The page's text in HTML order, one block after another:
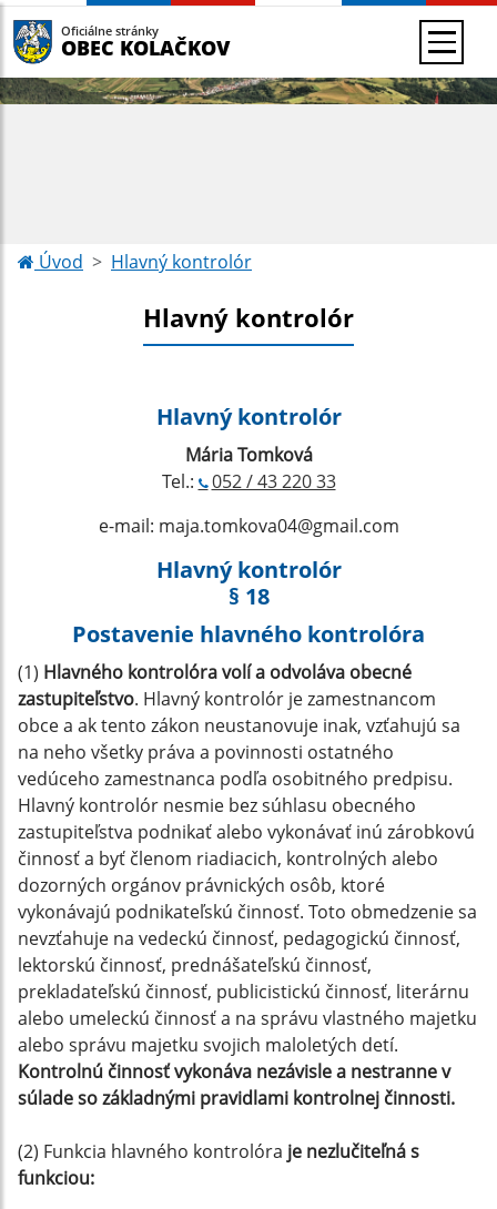
Oficiálne stránky
OBEC KOLAČKOV
Úvod Hlavný kontrolór
Hlavný kontrolór
Hlavný kontrolór
Mária Tomková
Tel.:
052 / 43 220 33
e-mail: maja.tomkova04@gmail.com
Hlavný kontrolór
§ 18
Postavenie hlavného kontrolóra
(1) Hlavného kontrolóra volí a odvoláva obecné
zastupiteľstvo. Hlavný kontrolór je zamestnancom
obce a ak tento zákon neustanovuje inak, vzťahujú sa
na neho všetky práva a povinnosti ostatného
vedúceho zamestnanca podľa osobitného predpisu.
Hlavný kontrolór nesmie bez súhlasu obecného
zastupiteľstva podnikať alebo vykonávať inú zárobkovú
činnosť a byť členom riadiacich, kontrolných alebo
dozorných orgánov právnických osôb, ktoré
vykonávajú podnikateľskú činnosť. Toto obmedzenie sa
nevzťahuje na vedeckú činnosť, pedagogickú činnosť,
lektorskú činnosť, prednášateľskú činnosť,
prekladateľskú činnosť, publicistickú činnosť, literárnu
alebo umeleckú činnosť a na správu vlastného majetku
alebo správu majetku svojich maloletých detí.
Kontrolnú činnosť vykonáva nezávisle a nestranne v
súlade so základnými pravidlami kontrolnej činnosti.
(2) Funkcia hlavného kontrolóra je nezlučiteľná s
funkciou: